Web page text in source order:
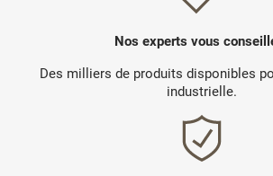
Nos experts vous
Des milliers de produits disponibles
industrielle.